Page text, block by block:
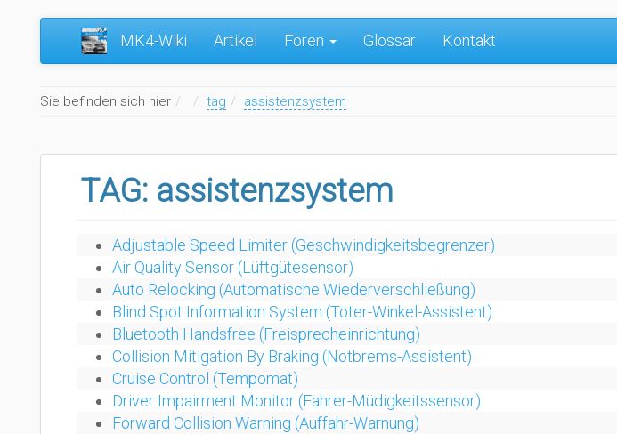
MK4-Wiki Artikel Foren Glossar Kontakt
Sie befinden sich hier Home
tag assistenzsystem
TAG: assistenzsystem
Adjustable Speed Limiter (Geschwindigkeitsbegrenzer)
Air Quality Sensor (Lüftgütesensor)
Auto Relocking (Automatische Wiederverschließung)
Blind Spot Information System (Toter-Winkel-Assistent)
Bluetooth Handsfree (Freisprecheinrichtung)
Collision Mitigation By Braking (Notbrems-Assistent)
Cruise Control (Tempomat)
Driver Impairment Monitor (Fahrer-Müdigkeitssensor)
Forward Collision Warning (Auffahr-Warnung)